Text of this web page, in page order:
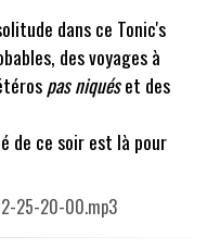
dans ce Tonic's
des voyages à
pas niquéset des
de ce soir est là pour
25-20-00.mp3